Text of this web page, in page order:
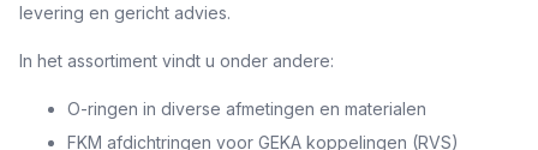
levering en gericht advies.
In het assortiment vindt u onder andere:
O-ringen in diverse afmetingen en materialen
FKM afdichtringen voor GEKA koppelingen (RVS)